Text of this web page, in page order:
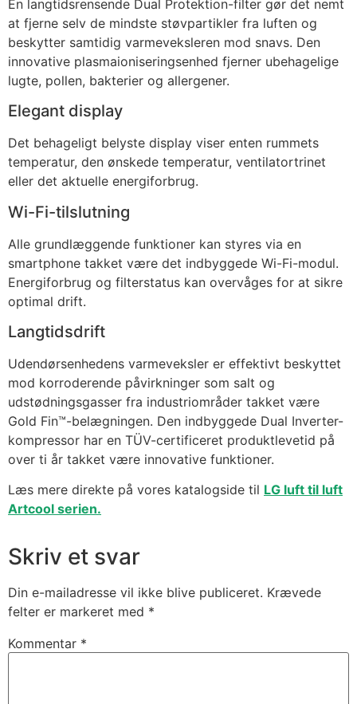
En langtidsrensende Dual Protektion-filter gør det nemt
at fjerne selv de mindste støvpartikler fra luften og
beskytter samtidig varmeveksleren mod snavs. Den
innovative plasmaioniseringsenhed fjerner ubehagelige
lugte, pollen, bakterier og allergener.
Elegant display
Det behageligt belyste display viser enten rummets
temperatur, den ønskede temperatur, ventilatortrinet
eller det aktuelle energiforbrug.
Wi-Fi-tilslutning
Alle grundlæggende funktioner kan styres via en
smartphone takket være det indbyggede Wi-Fi-modul.
Energiforbrug og filterstatus kan overvåges for at sikre
optimal drift.
Langtidsdrift
Udendørsenhedens varmeveksler er effektivt beskyttet
mod korroderende påvirkninger som salt og
udstødningsgasser fra industriområder takket være
Gold Fin™-belægningen. Den indbyggede Dual Inverter-
kompressor har en TÜV-certificeret produktlevetid på
over ti år takket være innovative funktioner.
Læs mere direkte på vores katalogside til LG luft til luft
Artcool serien.
Skriv et svar
Din e-mailadresse vil ikke blive publiceret. Krævede
felter er markeret med *
Kommentar *